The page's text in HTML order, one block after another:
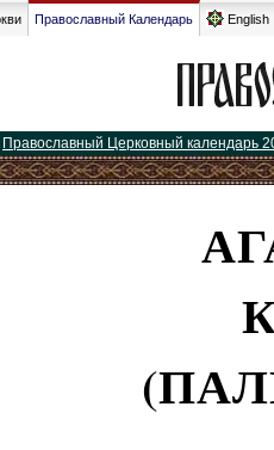
Православный Календарь English
Православный Церковный календарь